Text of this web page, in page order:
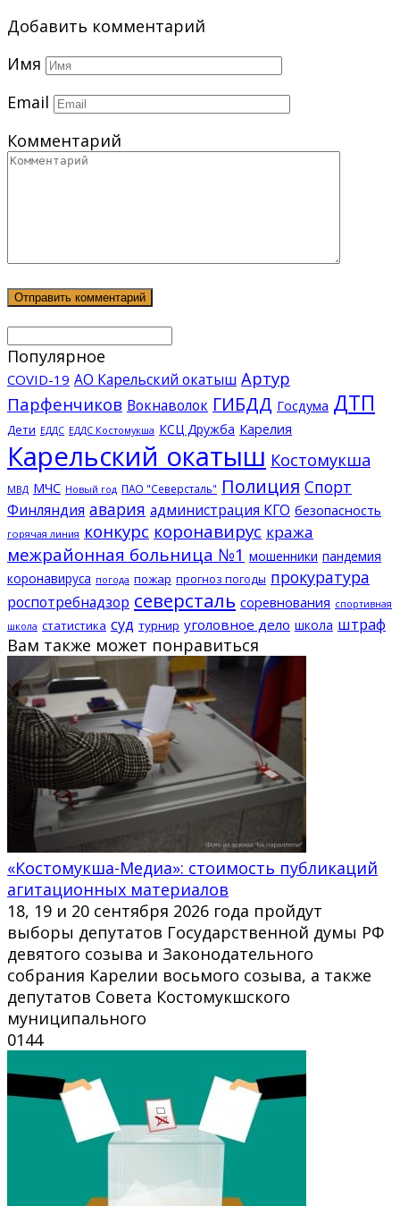
Добавить комментарий
Имя
Email
Комментарий
Популярное
COVID-19 АО Карельский окатыш Артур
Парфенчиков Вокнаволок ГИБДД Госдума ДТП
Дети ЕДДС ЕДДС Костомукша КСЦ Дружба Карелия
Карельский окатыш Костомукша
МВД МЧС Новый год ПАО "Северсталь" Полиция Спорт
Финляндия авария администрация КГО безопасность
горячая линия конкурс коронавирус кража
межрайонная больница №1 мошенники пандемия
коронавируса погода пожар прогноз погоды прокуратура
роспотребнадзор северсталь соревнования спортивная
школа статистика суд турнир уголовное дело школа штраф
Вам также может понравиться
«Костомукша-Медиа»: стоимость публикаций
агитационных материалов
18, 19 и 20 сентября 2026 года пройдут
выборы депутатов Государственной думы РФ
девятого созыва и Законодательного
собрания Карелии восьмого созыва, а также
депутатов Совета Костомукшского
муниципального
0144